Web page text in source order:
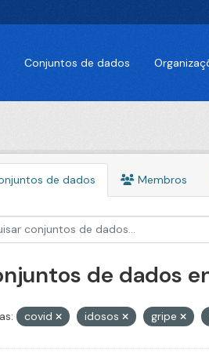
Conjuntos de dados
de dados Membros
de dados
covid idosos gripe